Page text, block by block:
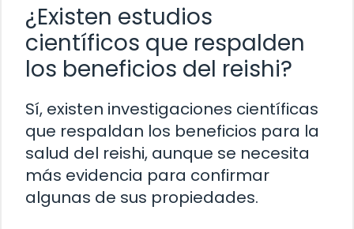
¿Existen estudios
científicos que respalden
los beneficios del reishi?
Sí, existen investigaciones científicas
que respaldan los beneficios para la
salud del reishi, aunque se necesita
más evidencia para confirmar
algunas de sus propiedades.